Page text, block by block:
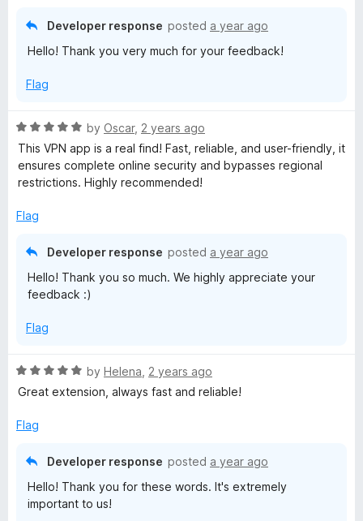
5
Developer response posted a year ago
Hello! Thank you very much for your feedback!
Flag
R
a
t
e
5
by Oscar, 2 years ago
This VPN app is a real find! Fast, reliable, and user-friendly, it
ensures complete online security and bypasses regional
restrictions. Highly recommended!
Flag
Developer response posted a year ago
Hello! Thank you so much. We highly appreciate your
feedback :)
Flag
R
a
e
by Helena 2 years ago
Great extension, always fast and reliable!
Flag
Developer response posted a year ago
Hello! Thank you for these words. It's extremely
important to us!